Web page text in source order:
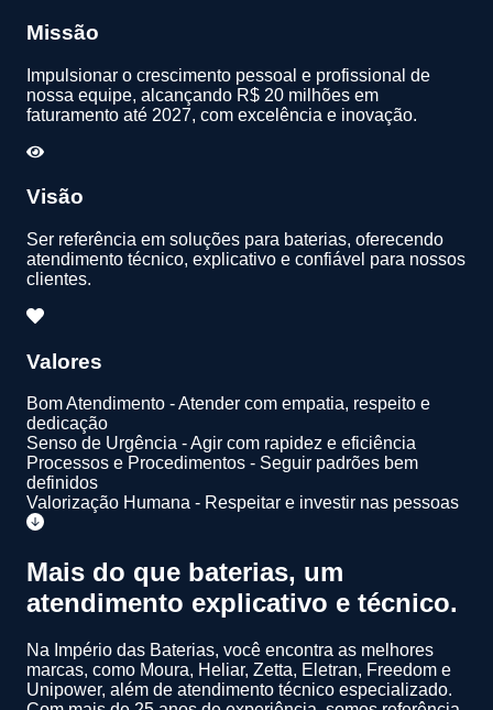
Missão
Impulsionar o crescimento pessoal e profissional de
nossa equipe, alcançando R$ 20 milhões em
faturamento até 2027, com excelência e inovação.
Visão
Ser referência em soluções para baterias, oferecendo
atendimento técnico, explicativo e confiável para nossos
clientes.
Valores
Bom Atendimento - Atender com empatia, respeito e
dedicação
Senso de Urgência - Agir com rapidez e eficiência
Processos e Procedimentos - Seguir padrões bem
definidos
Valorização Humana - Respeitar e investir nas pessoas
Mais do que baterias, um
atendimento explicativo e técnico.
Na Império das Baterias, você encontra as melhores
marcas, como Moura, Heliar, Zetta, Eletran, Freedom e
Unipower, além de atendimento técnico especializado.